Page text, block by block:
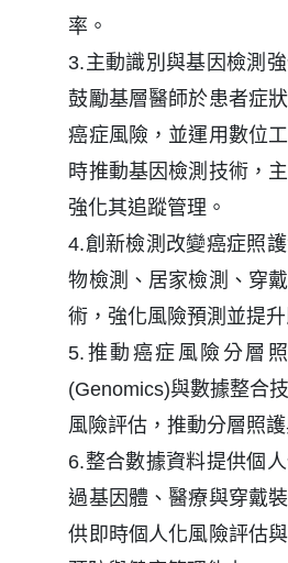
率。
3.主動識別與基因檢測
鼓勵基層醫師於患者症
癌症風險，並運用數位
時推動基因檢測技術，
強化其追蹤管理。
4.創新檢測改變癌症照
物檢測、居家檢測、穿
術，強化風險預測並提
5.推動癌症風險分層
(Genomics)與數據整合
風險評估，推動分層照
6.整合數據資料提供個
過基因體、醫療與穿戴
供即時個人化風險評估